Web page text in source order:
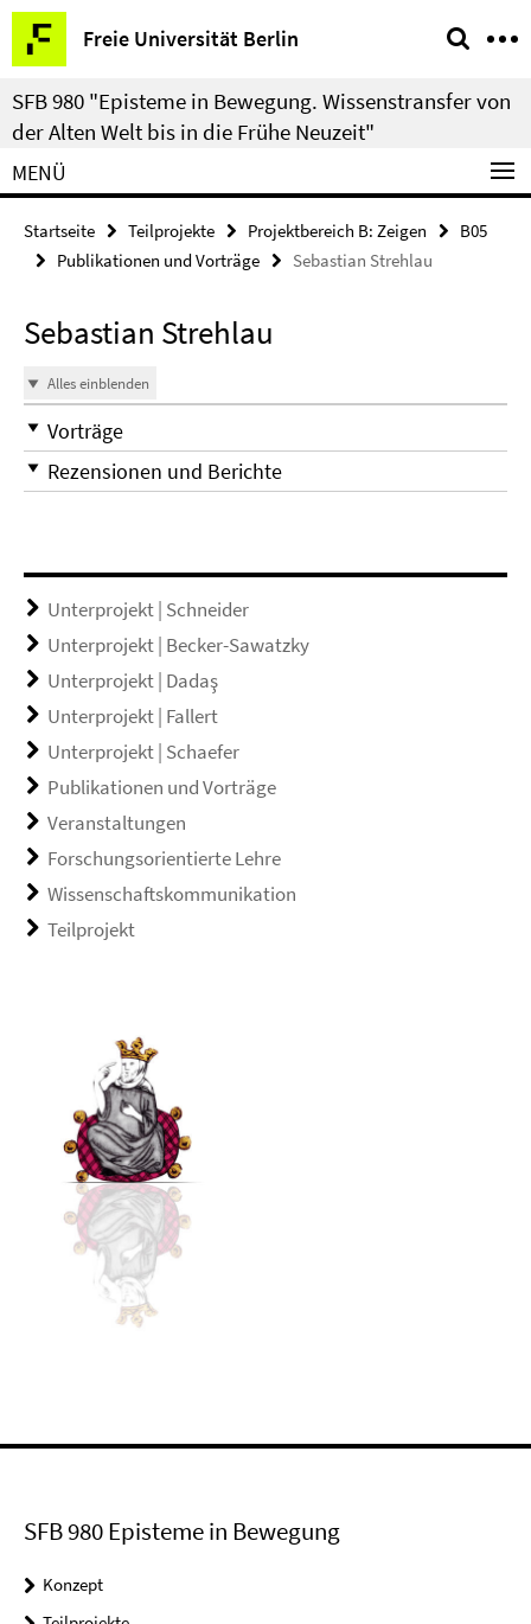
Springe
direkt
zu
Inhalt
Freie Universität Berlin
Service-
Navigation
SFB 980 "Episteme in Bewegung. Wissenstransfer von
der Alten Welt bis in die Frühe Neuzeit"
MENÜ
Startseite Teilprojekte Projektbereich B: Zeigen
B05
Publikationen und Vorträge
Sebastian Strehlau
Sebastian Strehlau
Alles einblenden
Vorträge
Rezensionen und Berichte
Unterprojekt | Schneider
Unterprojekt | Becker-Sawatzky
Unterprojekt | Dadaş
Unterprojekt | Fallert
Unterprojekt | Schaefer
Publikationen und Vorträge
Veranstaltungen
Forschungsorientierte Lehre
Wissenschaftskommunikation
Teilprojekt
SFB 980 Episteme in Bewegung
Konzept